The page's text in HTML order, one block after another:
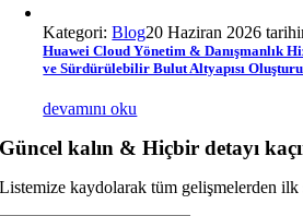
Kategori:Blog20 Haziran 2026
Huawei Cloud Yönetim & Danışmanlık
ve Sürdürülebilir Bulut Altyapısı
devamını oku
Güncel kalın & Hiçbir detayı
Listemize kaydolarak tüm gelişmelerden ilk